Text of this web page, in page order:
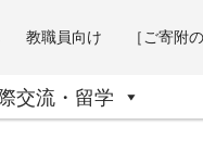
教職員向け ［ご寄附
交流・留学